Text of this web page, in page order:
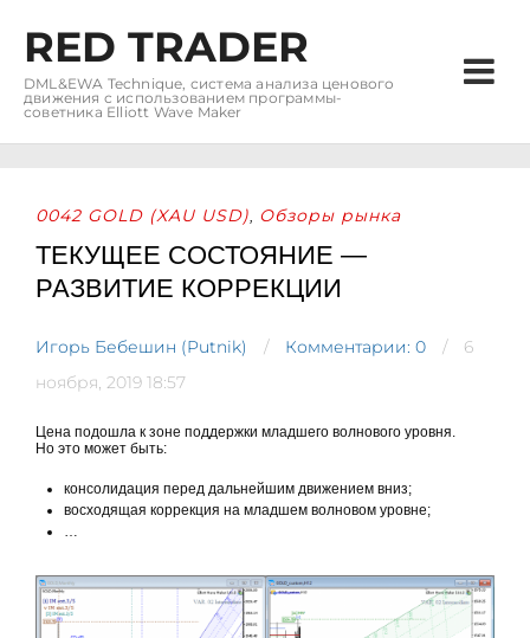
RED TRADER
DML&EWA Technique, система анализа ценового
движения с использованием программы-
советника Elliott Wave Maker
0042 GOLD (XAU USD), Обзоры рынка
ТЕКУЩЕЕ СОСТОЯНИЕ —
РАЗВИТИЕ КОРРЕКЦИИ
Игорь Бебешин (Putnik) Комментарии: 0
6
ноября, 2019 18:57
Цена подошла к зоне поддержки младшего волнового уровня.
Но это может быть:
консолидация перед дальнейшим движением вниз;
восходящая коррекция на младшем волновом уровне;
…